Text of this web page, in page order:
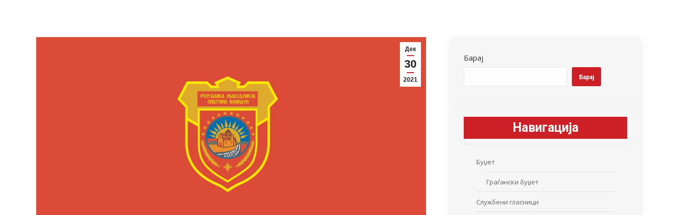
Дек
30
2021
Барај
Барај
Навигација
Буџет
Граѓански буџет
Службени гласници